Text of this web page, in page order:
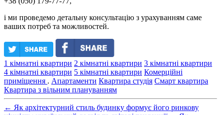
і ми проведемо детальну консультацію з урахуванням саме
ваших потреб та можливостей.
1 кімнатні квартири 2 кімнатні квартири 3 кімнатні квартири
4 кімнатні квартири 5 кімнатні квартири Комерційні
приміщення . Апартаменти Квартира студія Смарт квартира
Квартира з вільним плануванням
← Як архітектурний стиль будинку формує його ринкову